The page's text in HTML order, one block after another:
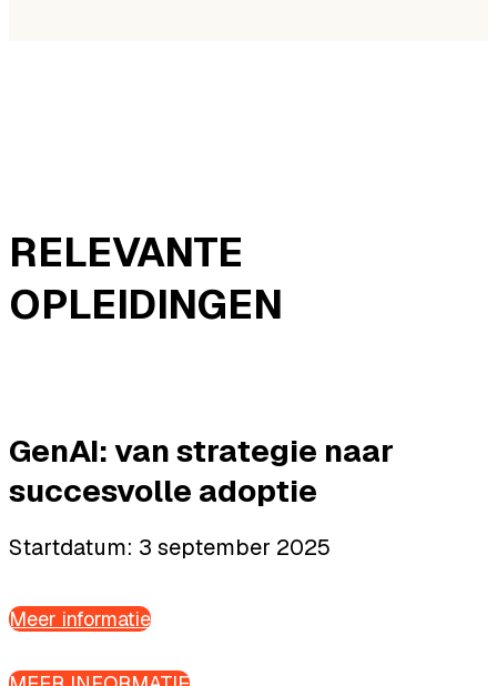
RELEVANTE
OPLEIDINGEN
GenAI: van strategie naar
succesvolle adoptie
Startdatum: 3 september 2025
Meer informatie